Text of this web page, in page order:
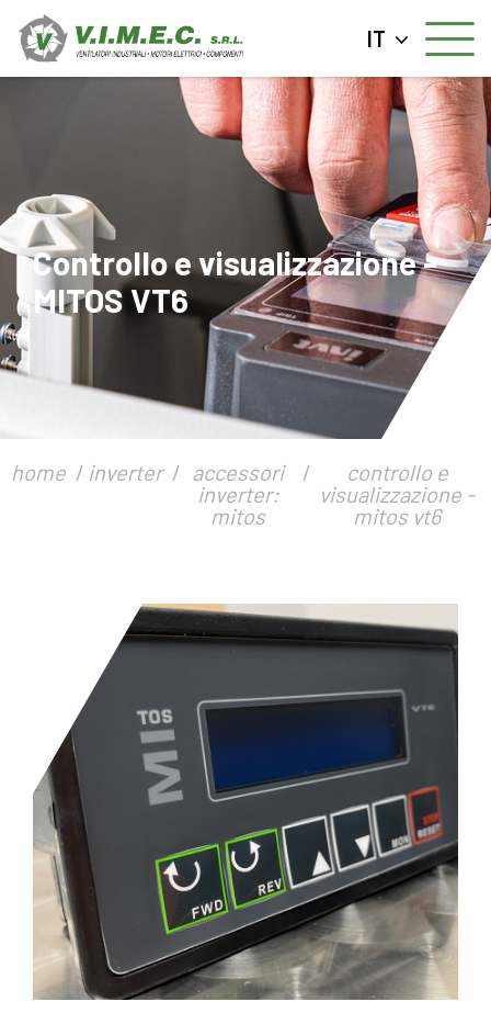
IT
Controllo e visualizzazione -
MITOS VT6
home inverter
accessori
inverter:
mitos
controllo e
visualizzazione -
mitos vt6